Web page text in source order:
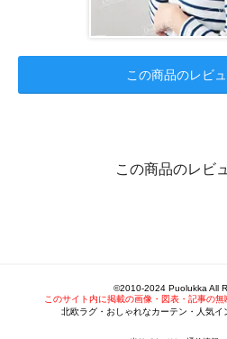
この商品のレビ
この商品のレビ
©2010-2024 Puolukka All
このサイト内に掲載の画像・図表・記事の
北欧ラグ・おしゃれなカーテン・人気